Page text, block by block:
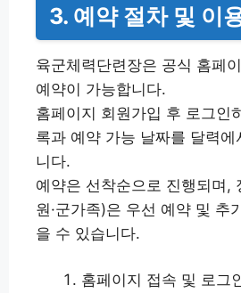
3. 예약 절차 및 이
육군체력단련장은 공식 홈페
예약이 가능합니다.
홈페이지 회원가입 후 로그인
록과 예약 가능 날짜를 달력
니다.
예약은 선착순으로 진행되며,
원·군가족)은 우선 예약 및 추
을 수 있습니다.
홈페이지 접속 및 로그